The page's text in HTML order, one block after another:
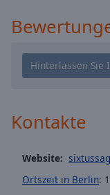
Color
Opacity
Kontakte
Website:
Ortszeit in Berlin: